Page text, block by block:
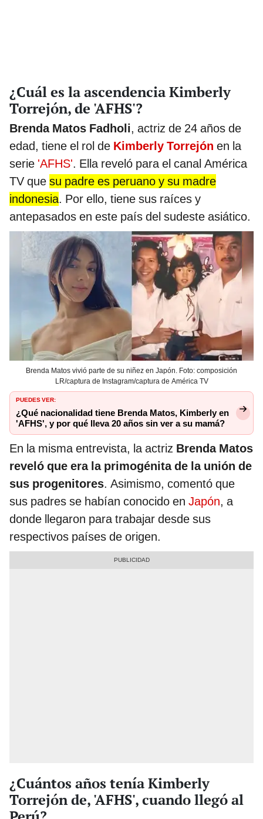
¿Cuál es la ascendencia Kimberly
Torrejón, de 'AFHS'?
Brenda Matos Fadholi, actriz de 24 años de
edad, tiene el rol de Kimberly Torrejón en la
serie 'AFHS'. Ella reveló para el canal América
TV que su padre es peruano y su madre
indonesia. Por ello, tiene sus raíces y
antepasados en este país del sudeste asiático.
Brenda Matos vivió parte de su niñez en Japón. Foto: composición
LR/captura de Instagram/captura de América TV
PUEDES VER:
¿Qué nacionalidad tiene Brenda Matos, Kimberly en
'AFHS', y por qué lleva 20 años sin ver a su mamá?
En la misma entrevista, la actriz Brenda Matos
reveló que era la primogénita de la unión de
sus progenitores. Asimismo, comentó que
sus padres se habían conocido en Japón, a
donde llegaron para trabajar desde sus
respectivos países de origen.
¿Cuántos años tenía Kimberly
Torrejón de, 'AFHS', cuando llegó al